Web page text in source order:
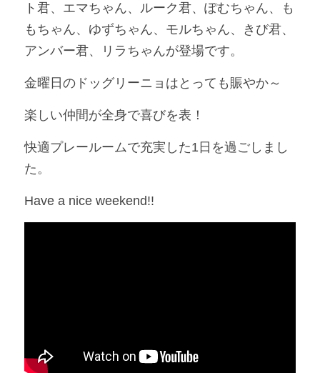
ト君、エマちゃん、ルーク君、ぽむちゃん、も
もちゃん、ゆずちゃん、モルちゃん、きび君、
アンバー君、リラちゃんが登場です。
金曜日のドッグリーニョはとっても賑やか～
楽しい仲間が全身で喜びを表！
快適プレールームで充実した1日を過ごしまし
た。
Have a nice weekend!!